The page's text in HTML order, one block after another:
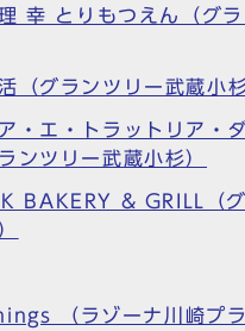
幸 とりもつえん（グ
（グランツリー武蔵小杉
・エ・トラットリア・
ンツリー武蔵小杉）
BAKERY & GRILL（グ
（ラゾーナ川崎プラ